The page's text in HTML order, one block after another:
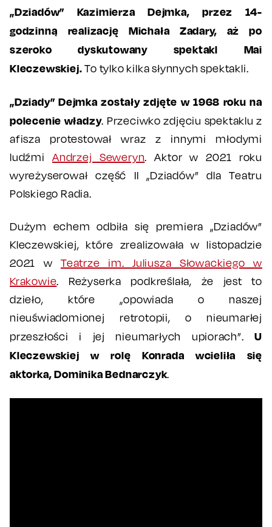
„Dziadów” Kazimierza Dejmka, przez 14-
godzinną realizację Michała Zadary, aż po
szeroko dyskutowany spektakl Mai
Kleczewskiej.To tylko kilka słynnych spektakli.
„Dziady” Dejmka zostały zdjęte w 1968 roku na
polecenie władzy. Przeciwko zdjęciu spektaklu z
afisza protestował wraz z innymi młodymi
ludźmi Andrzej Seweryn. Aktor w 2021 roku
wyreżyserował część II „Dziadów” dla Teatru
Polskiego Radia.
Dużym echem odbiła się premiera „Dziadów”
Kleczewskiej, które zrealizowała w listopadzie
2021 w Teatrze im. Juliusza Słowackiego w
Krakowie. Reżyserka podkreślała, że jest to
dzieło, które „opowiada o naszej
nieuświadomionej retrotopii, o nieumarłej
przeszłości i jej nieumarłych upiorach”.U
Kleczewskiej w rolę Konrada wcieliła się
aktorka, Dominika Bednarczyk.